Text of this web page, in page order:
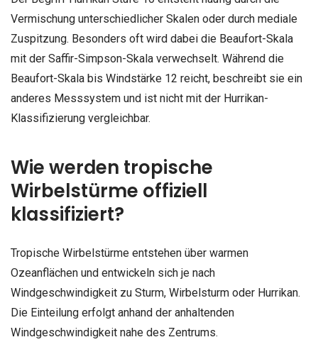
Vermischung unterschiedlicher Skalen oder durch mediale
Zuspitzung. Besonders oft wird dabei die Beaufort-Skala
mit der Saffir-Simpson-Skala verwechselt. Während die
Beaufort-Skala bis Windstärke 12 reicht, beschreibt sie ein
anderes Messsystem und ist nicht mit der Hurrikan-
Klassifizierung vergleichbar.
Wie werden tropische
Wirbelstürme offiziell
klassifiziert?
Tropische Wirbelstürme entstehen über warmen
Ozeanflächen und entwickeln sich je nach
Windgeschwindigkeit zu Sturm, Wirbelsturm oder Hurrikan.
Die Einteilung erfolgt anhand der anhaltenden
Windgeschwindigkeit nahe des Zentrums.